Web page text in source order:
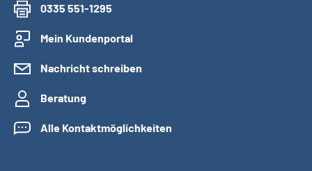
0335 551-1295
Mein Kundenportal
Nachricht schreiben
Beratung
Alle Kontaktmöglichkeiten